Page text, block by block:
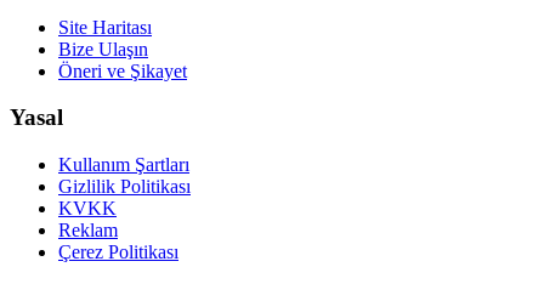
Site Haritası
Bize Ulaşın
Öneri ve Şikayet
Yasal
Kullanım Şartları
Gizlilik Politikası
KVKK
Reklam
Çerez Politikası